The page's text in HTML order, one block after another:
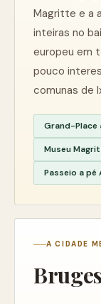
Magritte e a
inteiras no
europeu em
pouco
comunas de
Grand-Place
Museu
Passeio a pé
A CIDADE